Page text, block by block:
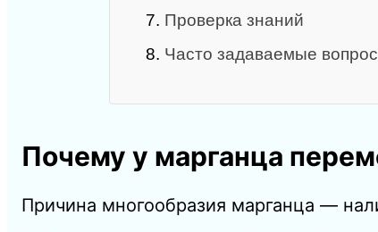
7. Проверка знаний
8. Часто задаваемые
Почему у марганца
Причина многообразия марганца —